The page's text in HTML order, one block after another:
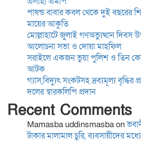
সাংবাদিকতা
অবিলম্বে
করুন
কুমিল্লা-৫
জসিম
হোসাইনের
“বৈষম্য
বৈষম্যের
পাষন্ড বাবার কবল থেকে দুই বছরের
মায়ের আকুতি
মোল্লাহাটে জুলাই গণঅভ্যুত্থান দিবস
আলোচনা সভা ও দোয়া মাহফিল
সরাইলে একজন ভুয়া পুলিশ ও তিন
আটক
গ্যাস,বিদ্যুৎ সংকটসহ দ্রব্যমূল্য বৃদ্ধির
দলের স্বারকলিপি প্রদান
Recent Comments
Mamasba uddinsmasbaon
টাকার মালামাল চুরি, ব্যবসায়ীদের